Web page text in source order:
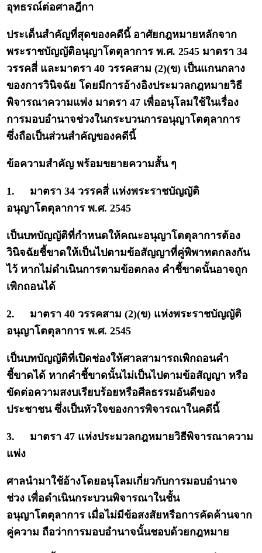
อุทธรณ์ต่อศาลฎีกา
ประเด็นสำคัญที่สุดของคดีนี้ อาศัยกฎหมายหลักจาก
พระราชบัญญัติอนุญาโตตุลาการ พ.ศ. 2545 มาตรา 34
วรรคสี่ และมาตรา 40 วรรคสาม (2)(ข) เป็นแกนกลาง
ของการวินิจฉัย โดยมีการอ้างอิงประมวลกฎหมายวิธี
พิจารณาความแพ่ง มาตรา 47 เพื่ออนุโลมใช้ในเรื่อง
การมอบอำนาจช่วงในกระบวนการอนุญาโตตุลาการ
ซึ่งถือเป็นส่วนสำคัญของคดีนี้
ข้อความสำคัญ พร้อมขยายความสั้น ๆ
1.
มาตรา 34 วรรคสี่ แห่งพระราชบัญญัติ
อนุญาโตตุลาการ พ.ศ. 2545
เป็นบทบัญญัติที่กำหนดให้คณะอนุญาโตตุลาการต้อง
วินิจฉัยชี้ขาดให้เป็นไปตามข้อสัญญาที่คู่พิพาทตกลงกัน
ไว้ หากไม่ดำเนินการตามข้อตกลง คำชี้ขาดนั้นอาจถูก
เพิกถอนได้
2.
มาตรา 40 วรรคสาม (2)(ข) แห่งพระราชบัญญัติ
อนุญาโตตุลาการ พ.ศ. 2545
เป็นบทบัญญัติที่เปิดช่องให้ศาลสามารถเพิกถอนคำ
ชี้ขาดได้ หากคำชี้ขาดนั้นไม่เป็นไปตามข้อสัญญา หรือ
ขัดต่อความสงบเรียบร้อยหรือศีลธรรมอันดีของ
ประชาชน ซึ่งเป็นหัวใจของการพิจารณาในคดีนี้
3.
มาตรา 47 แห่งประมวลกฎหมายวิธีพิจารณาความ
แพ่ง
ศาลนำมาใช้อ้างโดยอนุโลมเกี่ยวกับการมอบอำนาจ
ช่วง เพื่อดำเนินกระบวนพิจารณาในชั้น
อนุญาโตตุลาการ เมื่อไม่มีข้อสงสัยหรือการคัดค้านจาก
คู่ความ ถือว่าการมอบอำนาจนั้นชอบด้วยกฎหมาย